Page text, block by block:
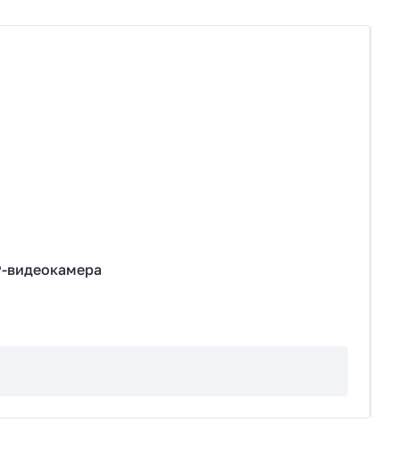
видеокамера